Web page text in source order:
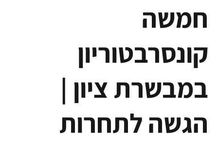
חמשה
קונסרבטוריון
במבשרת ציון |
הגשה לתחרות